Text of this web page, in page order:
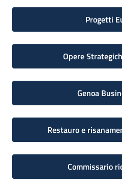
Progetti
Opere
Genoa
Restauro e
Commissario